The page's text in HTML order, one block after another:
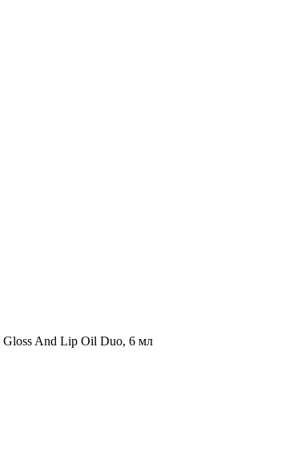
Gloss And Lip Oil Duo, 6 мл